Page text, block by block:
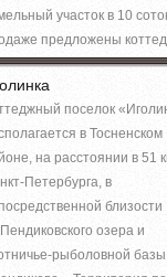
участок в 10
предложены
поселок
в Тосненском
на расстоянии в 51
Петербурга, в
близости
озера и
рыболовной базы